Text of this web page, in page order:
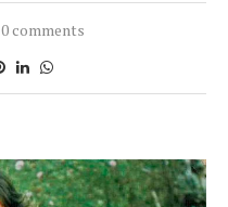
0 comments